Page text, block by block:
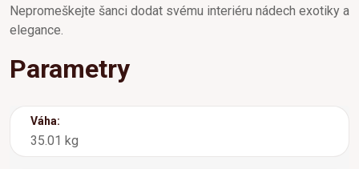
Nepromeškejte šanci dodat svému interiéru nádech exotiky a
elegance.
Parametry
Váha:
35.01 kg